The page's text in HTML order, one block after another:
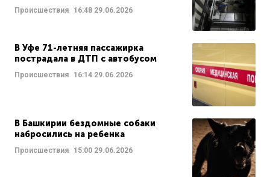
Происшествия 16:48 29.06.2026
В Уфе 71-летняя пассажирка
пострадала в ДТП с автобусом
Происшествия 16:14 29.06.2026
В Башкирии бездомные собаки
набросились на ребенка
Происшествия 15:00 29.06.2026